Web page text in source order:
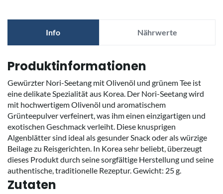
Info Nährwerte
Produktinformationen
Gewürzter Nori-Seetang mit Olivenöl und grünem Tee ist
eine delikate Spezialität aus Korea. Der Nori-Seetang wird
mit hochwertigem Olivenöl und aromatischem
Grünteepulver verfeinert, was ihm einen einzigartigen und
exotischen Geschmack verleiht. Diese knusprigen
Algenblätter sind ideal als gesunder Snack oder als würzige
Beilage zu Reisgerichten. In Korea sehr beliebt, überzeugt
dieses Produkt durch seine sorgfältige Herstellung und seine
authentische, traditionelle Rezeptur. Gewicht: 25 g.
Zutaten